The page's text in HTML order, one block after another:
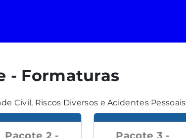
- Formaturas
Civil, Riscos Diversos e Acidentes Pessoais
Pacote 2 -
Pacote 3 -